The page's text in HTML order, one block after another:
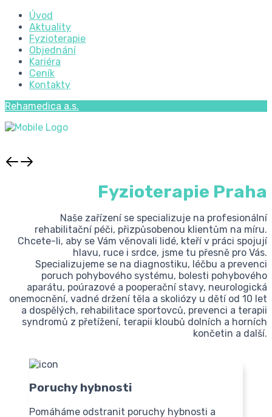
Úvod
Aktuality
Fyzioterapie
Objednání
Kariéra
Ceník
Kontakty
Rehamedica a.s.
Fyzioterapie Praha
Naše zařízení se specializuje na profesionální
rehabilitační péči, přizpůsobenou klientům na míru.
Chcete-li, aby se Vám věnovali lidé, kteří v práci spojují
hlavu, ruce i srdce, jsme tu přesně pro Vás.
Specializujeme se na diagnostiku, léčbu a prevenci
poruch pohybového systému, bolesti pohybového
aparátu, poúrazové a pooperační stavy, neurologická
onemocnění, vadné držení těla a skoliózy u dětí od 10 let
a dospělých, rehabilitace sportovců, prevenci a terapii
syndromů z přetížení, terapii kloubů dolních a horních
končetin a další.
Poruchy hybnosti
Pomáháme odstranit poruchy hybnosti a